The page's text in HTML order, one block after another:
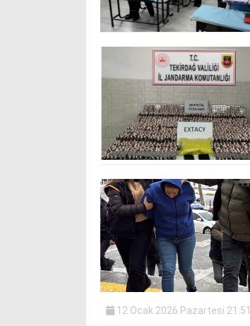
12 Ocak 2026 Pazartesi 21:51